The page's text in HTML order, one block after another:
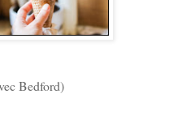
Bedford)